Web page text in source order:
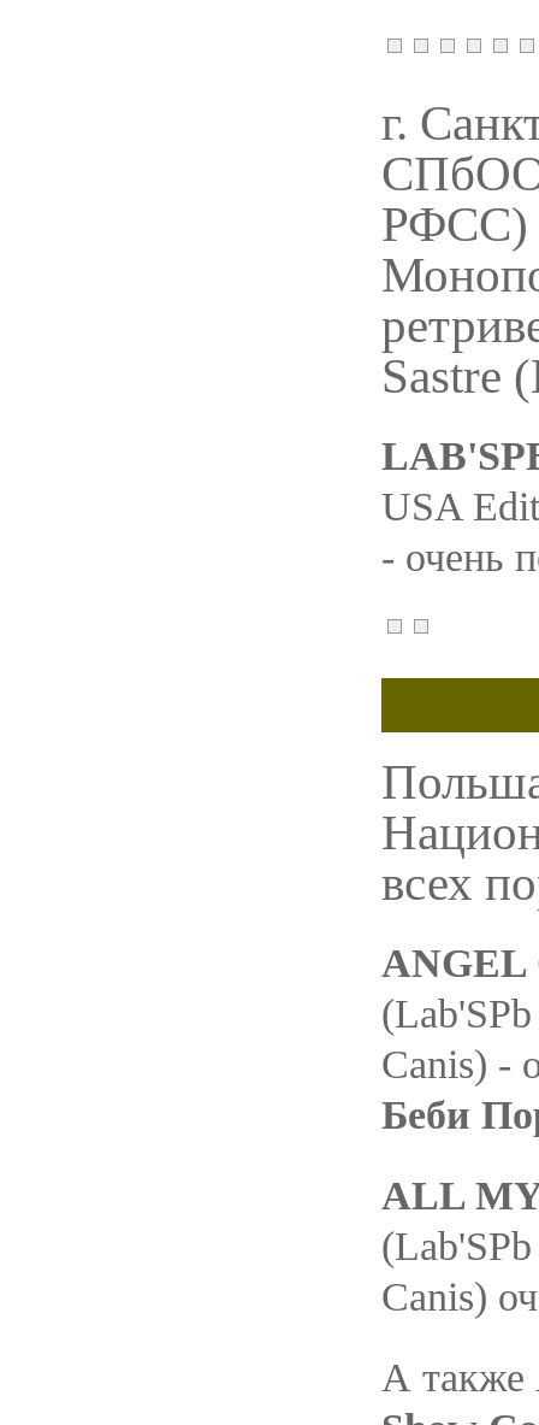
г.
Sastre
USA
- очень
всех
ANGEL
Canis) -
Беби
ALL
Canis)
А также